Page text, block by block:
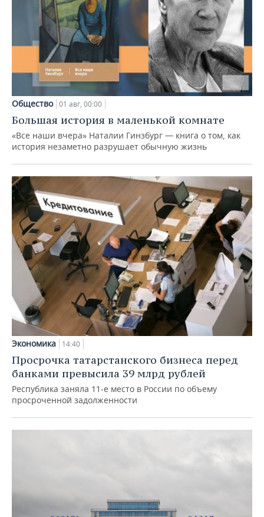
Общество 01 авг, 00:00
Большая история в маленькой комнате
«Все наши вчера» Наталии Гинзбург — книга о том, как
история незаметно разрушает обычную жизнь
Экономика 14:40
Просрочка татарстанского бизнеса перед
банками превысила 39 млрд рублей
Республика заняла 11-е место в России по объему
просроченной задолженности